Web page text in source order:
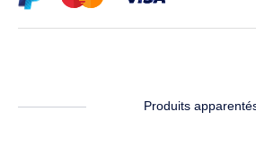
Produits